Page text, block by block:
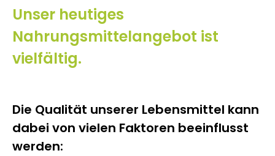
Unser heutiges
Nahrungsmittelangebot ist
vielfältig.
Die Qualität unserer Lebensmittel kann
dabei von vielen Faktoren beeinflusst
werden: